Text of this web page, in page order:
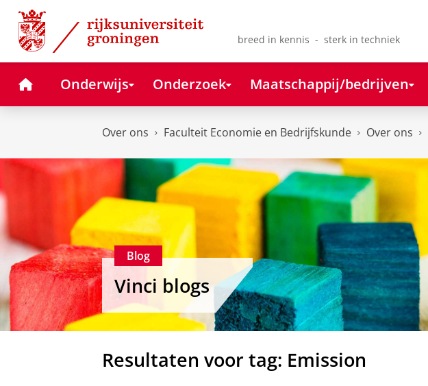
Skip
Content
Skip
Navigation
breed in kennis - sterk in techniek
HomeOnderwijs Onderzoek Maatschappij/bedrijven
Over ons Faculteit Economie en Bedrijfskunde Over ons
Blog
Vinci blogs
Resultaten voor tag: Emission